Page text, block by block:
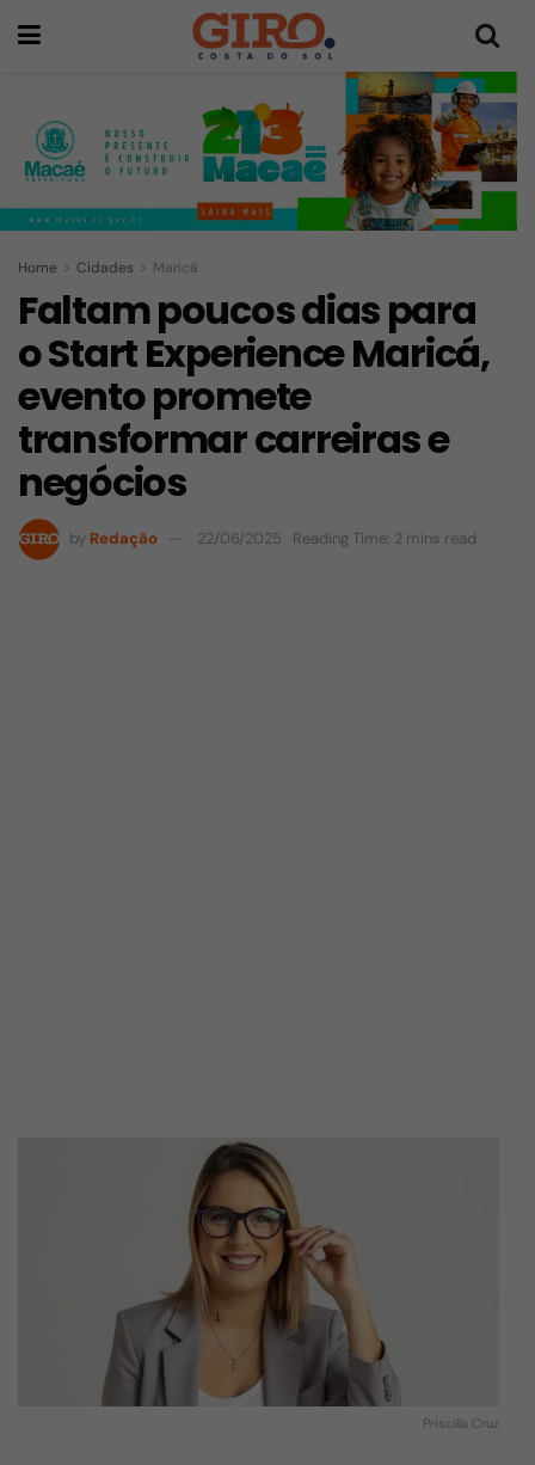
Home Cidades Maricá
Faltam poucos dias para
o Start Experience Maricá,
evento promete
transformar carreiras e
negócios
by Redação 22/06/2025 Reading Time: 2 mins read
Priscilla Cruz